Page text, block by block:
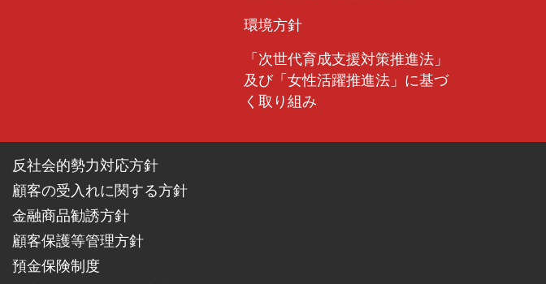
用金庫が加盟する個人信用情報機関および同機関と提携する個人信用情報機関に
能力または転居先の調査をいう。ただし、信用金庫法施行規則第110条等によ
は全国銀行個人信用情報センターの情報に限る。以下同じ）のために利用するこ
情報機関に登録され、同機関および同機関と提携する個人信用情報機関の加盟会
用情報機関による加盟会員に対する規則遵守状況のモニタリング等の個人情報の
その加盟会員によって相互に提供または利用されることに同意します。
盟資格、会員名等は各機関のホームページに掲載されております。
金庫ではできません）。
れることに同意します。
環境方針
「次世代育成支援対策推進法」
及び「女性活躍推進法」に基づ
く取り組み
反社会的勢力対応方針
顧客の受入れに関する方針
金融商品勧誘方針
顧客保護等管理方針
預金保険制度